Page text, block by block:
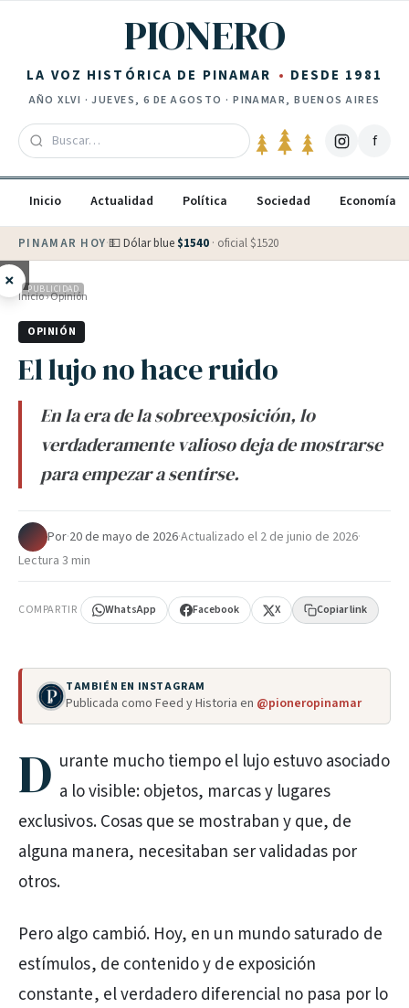
PIONERO
LA VOZ HISTÓRICA DE PINAMAR DESDE 1981
AÑOXLVI ·JUEVES, 6 DE AGOSTO · PINAMAR, BUENOS AIRES
f
Inicio Actualidad Política Sociedad Economía
PINAMAR HOY·💵 Dólar blue $1540 · oficial $1520
× PUBLICIDAD
Inicio›Opinión
OPINIÓN
El lujo no hace ruido
En la era de la sobreexposición, lo
verdaderamente valioso deja de mostrarse
para empezar a sentirse.
Por·20 de mayo de 2026·Actualizado el 2 de junio de 2026·
Lectura 3 min
COMPARTIR WhatsApp Facebook X Copiar link
TAMBIÉN EN INSTAGRAM
Publicada como Feed y Historia en @pioneropinamar
D urante mucho tiempo el lujo estuvo asociado
a lo visible: objetos, marcas y lugares
exclusivos. Cosas que se mostraban y que, de
alguna manera, necesitaban ser validadas por
otros.
Pero algo cambió. Hoy, en un mundo saturado de
estímulos, de contenido y de exposición
constante, el verdadero diferencial no pasa por lo